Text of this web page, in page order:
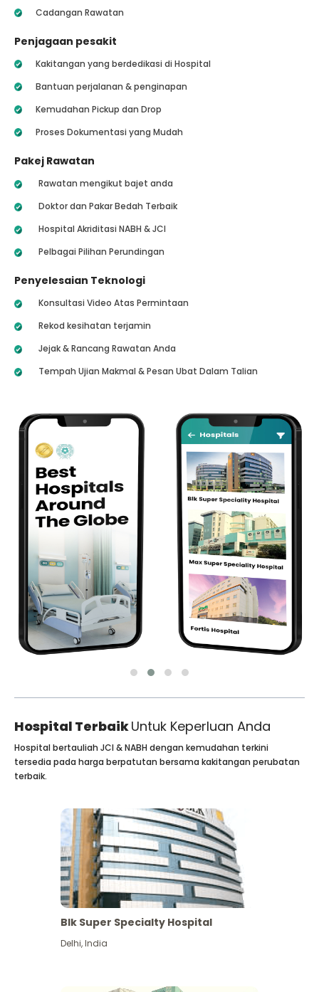
Cadangan Rawatan
Penjagaan pesakit
Kakitangan yang berdedikasi di Hospital
Bantuan perjalanan & penginapan
Kemudahan Pickup dan Drop
Proses Dokumentasi yang Mudah
Pakej Rawatan
Rawatan mengikut bajet anda
Doktor dan Pakar Bedah Terbaik
Hospital Akriditasi NABH & JCI
Pelbagai Pilihan Perundingan
Penyelesaian Teknologi
Konsultasi Video Atas Permintaan
Rekod kesihatan terjamin
Jejak & Rancang Rawatan Anda
Tempah Ujian Makmal & Pesan Ubat Dalam Talian
Hospital TerbaikUntuk Keperluan Anda
Hospital bertauliah JCI & NABH dengan kemudahan terkini
tersedia pada harga berpatutan bersama kakitangan perubatan
terbaik.
Blk Super Specialty Hospital
Delhi,India